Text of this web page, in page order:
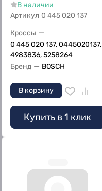
В наличии
Артикул 0 445 020 137
Кроссы —
0 445 020 137, 0445020137,
4983836, 5258264
Бренд — BOSCH
В корзину
Купить в 1 клик